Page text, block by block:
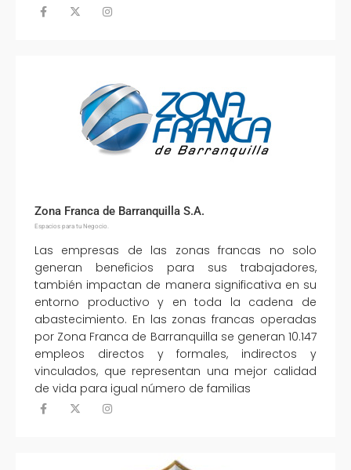
Zona Franca de Barranquilla S.A.
Espacios para tu Negocio.
Las empresas de las zonas francas no solo
generan beneficios para sus trabajadores,
también impactan de manera significativa en su
entorno productivo y en toda la cadena de
abastecimiento. En las zonas francas operadas
por Zona Franca de Barranquilla se generan 10.147
empleos directos y formales, indirectos y
vinculados, que representan una mejor calidad
de vida para igual número de familias